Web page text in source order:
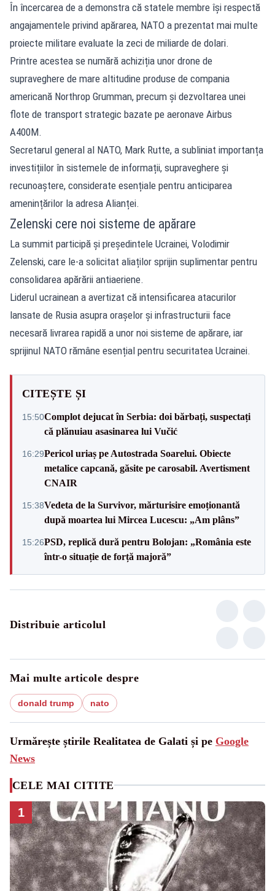
În încercarea de a demonstra că statele membre își respectă
angajamentele privind apărarea, NATO a prezentat mai multe
proiecte militare evaluate la zeci de miliarde de dolari.
Printre acestea se numără achiziția unor drone de
supraveghere de mare altitudine produse de compania
americană Northrop Grumman, precum și dezvoltarea unei
flote de transport strategic bazate pe aeronave Airbus
A400M.
Secretarul general al NATO, Mark Rutte, a subliniat importanța
investițiilor în sistemele de informații, supraveghere și
recunoaștere, considerate esențiale pentru anticiparea
amenințărilor la adresa Alianței.
Zelenski cere noi sisteme de apărare
La summit participă și președintele Ucrainei, Volodimir
Zelenski, care le-a solicitat aliaților sprijin suplimentar pentru
consolidarea apărării antiaeriene.
Liderul ucrainean a avertizat că intensificarea atacurilor
lansate de Rusia asupra orașelor și infrastructurii face
necesară livrarea rapidă a unor noi sisteme de apărare, iar
sprijinul NATO rămâne esențial pentru securitatea Ucrainei.
CITEȘTE ȘI
15:50Complot dejucat în Serbia: doi bărbați, suspectați
că plănuiau asasinarea lui Vučić
16:29Pericol uriaș pe Autostrada Soarelui. Obiecte
metalice capcană, găsite pe carosabil. Avertisment
CNAIR
15:38Vedeta de la Survivor, mărturisire emoționantă
după moartea lui Mircea Lucescu: „Am plâns”
15:26PSD, replică dură pentru Bolojan: „România este
într-o situație de forță majoră”
Distribuie articolul
Mai multe articole despre
donald trump nato
Urmărește știrile Realitatea de Galati și pe Google
News
CELE MAI CITITE
1